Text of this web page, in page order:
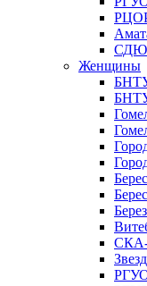
Женщины